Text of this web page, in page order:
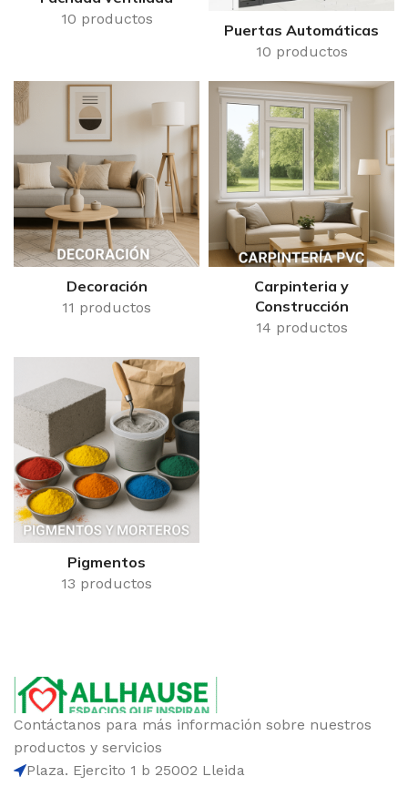
10 productos
Puertas Automáticas
10 productos
Decoración
11 productos
Carpinteria y
Construcción
14 productos
Pigmentos
13 productos
Contáctanos para más información sobre nuestros
productos y servicios
Plaza. Ejercito 1 b 25002 Lleida